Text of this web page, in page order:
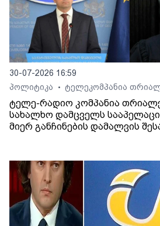
30-07-2026 16:59
პოლიტიკა
• ტელეკომპანია
ტელე-რადიო კომპანია
სახალხო დამცველს
მიერ განჩინების დამალვის